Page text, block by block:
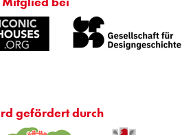
gefördert durch